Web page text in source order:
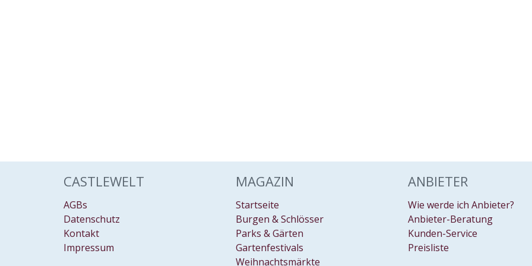
CASTLEWELT
AGBs
Datenschutz
Kontakt
Impressum
MAGAZIN
Startseite
Burgen & Schlösser
Parks & Gärten
Gartenfestivals
Weihnachtsmärkte
ANBIETER
Wie werde ich Anbieter?
Anbieter-Beratung
Kunden-Service
Preisliste